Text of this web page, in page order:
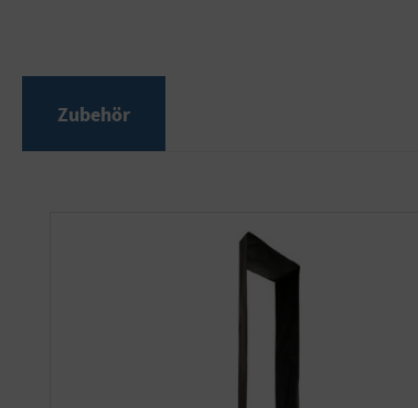
Zubehör